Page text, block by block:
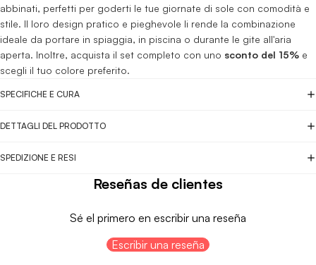
abbinati, perfetti per goderti le tue giornate di sole con comodità e
stile. Il loro design pratico e pieghevole li rende la combinazione
ideale da portare in spiaggia, in piscina o durante le gite all'aria
aperta. Inoltre, acquista il set completo con uno sconto del 15% e
scegli il tuo colore preferito.
SPECIFICHE E CURA
DETTAGLI DEL PRODOTTO
SPEDIZIONE E RESI
Reseñas de clientes
Sé el primero en escribir una reseña
Escribir una reseña